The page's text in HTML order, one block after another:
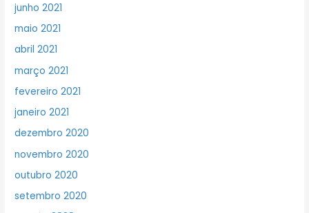
junho 2021
maio 2021
abril 2021
março 2021
fevereiro 2021
janeiro 2021
dezembro 2020
novembro 2020
outubro 2020
setembro 2020